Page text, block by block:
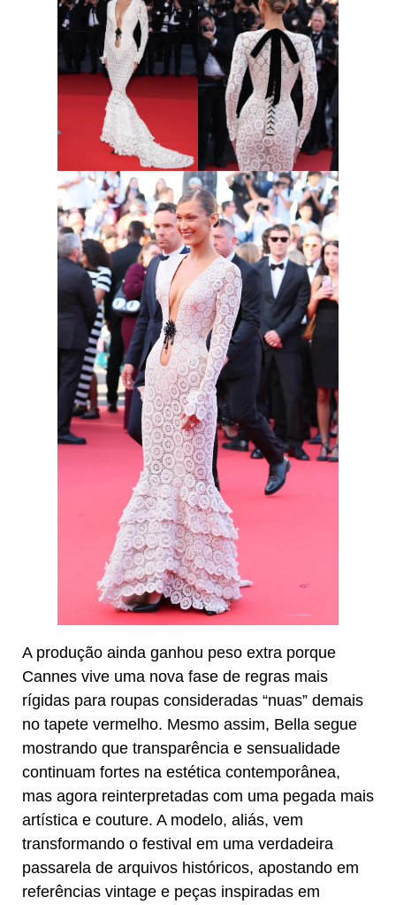
A produção ainda ganhou peso extra porque
Cannes vive uma nova fase de regras mais
rígidas para roupas consideradas “nuas” demais
no tapete vermelho. Mesmo assim, Bella segue
mostrando que transparência e sensualidade
continuam fortes na estética contemporânea,
mas agora reinterpretadas com uma pegada mais
artística e couture. A modelo, aliás, vem
transformando o festival em uma verdadeira
passarela de arquivos históricos, apostando em
referências vintage e peças inspiradas em